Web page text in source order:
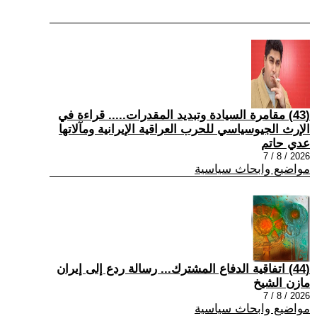
(43) مقامرة السيادة وتبديد المقدرات..... قراءة في
الإرث الجيوسياسي للحرب العراقية الإيرانية ومآلاتها
عدي حاتم
2026 / 8 / 7
مواضيع وابحاث سياسية
(44) اتفاقية الدفاع المشترك... رسالة ردع إلى إيران
مازن الشيخ
2026 / 8 / 7
مواضيع وابحاث سياسية